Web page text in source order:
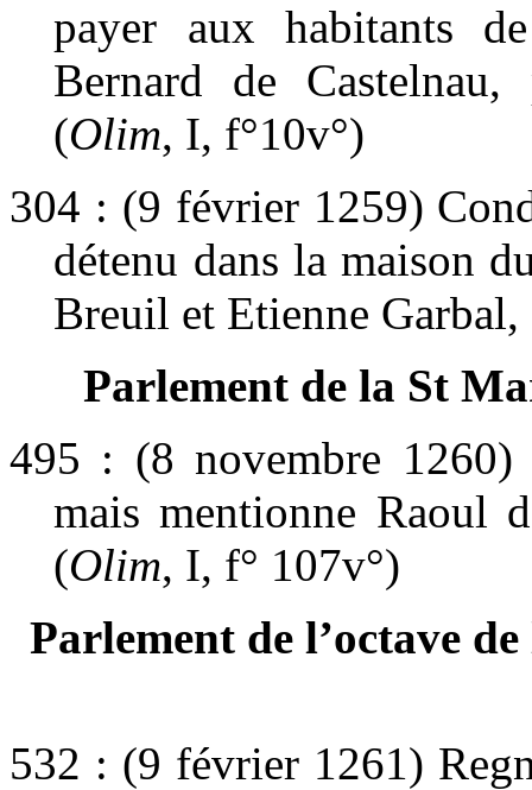
payer aux habitants
Bernard de
(Olim, I, f°10v°)
304 : (9 février 1259)
détenu dans la maison
Breuil et Etienne Garbal,
Parlement de la St
495 : (8 novembre 1260)
mais mentionne Raoul
(Olim, I, f° 107v°)
Parlement de l’octave
532 : (9 février 1261)